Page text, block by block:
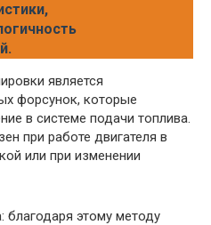
является
форсунок, которые
в системе подачи топлива.
при работе двигателя в
или при изменении
благодаря этому методу